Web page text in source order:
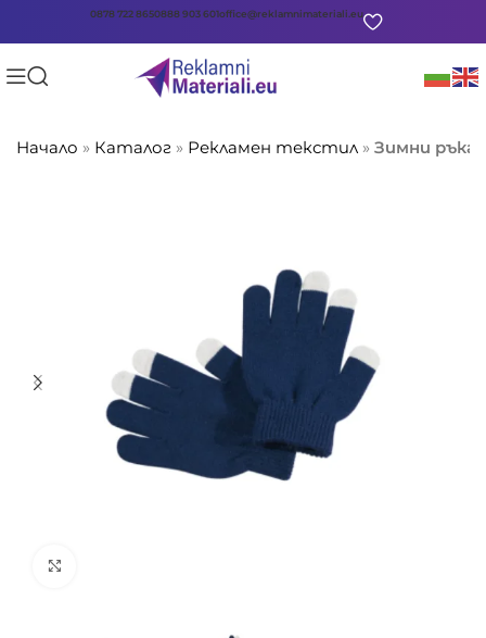
0878 722 8650888 903 601office@reklamnimateriali.eu
Начало » Каталог » Рекламен текстил »Зимни